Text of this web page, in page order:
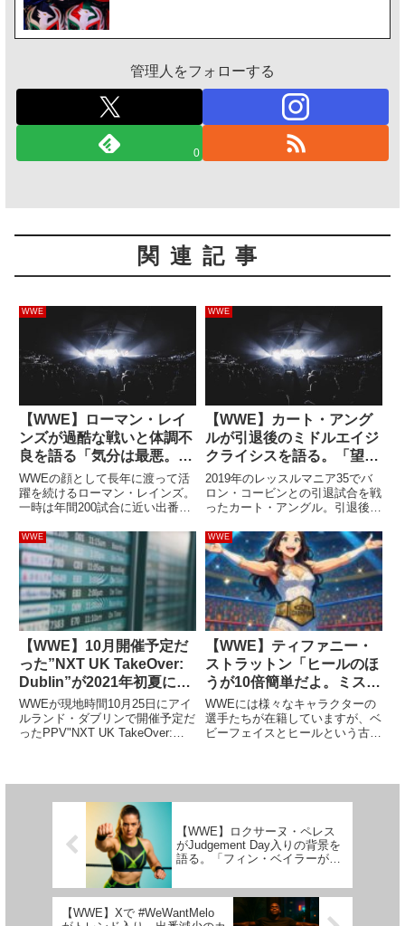
管理人をフォローする
0
関連記事
WWE
【WWE】ローマン・レイ
ンズが過酷な戦いと体調不
良を語る「気分は最悪。体
の調子も良くない。でも、
いつでも100％のパフォー
マンスをするよ」
WWEの顔として長年に渡って活
躍を続けるローマン・レインズ。
一時は年間200試合に近い出番が
深刻です。白血病との戦いなど、
多くの困難を乗り越えてきた彼
は、今も体調不良と戦っていま
す。コンディションは決して良く
な...
WWE
【WWE】カート・アング
ルが引退後のミドルエイジ
クライシスを語る。「望み
通りの引退にはならなかっ
たからね」
2019年のレッスルマニア35でバ
ロン・コービンとの引退試合を戦
ったカート・アングル。引退後の
て働いていましたが、2020年に
解雇。これで団体との縁が切れた
わけではなく、その後はたまに
WWEの番組に出演していま...
WWE
【WWE】10月開催予定だ
った”NXT UK TakeOver:
Dublin”が2021年初夏に延
期へ
WWEが現地時間10月25日にアイ
ルランド・ダブリンで開催予定だ
ったPPV"NXT UK TakeOver:
WWE
【WWE】ティファニー・
ストラットン「ヒールのほ
うが10倍簡単だよ。ミスし
ても問題ないしね」
WWEには様々なキャラクターの
選手たちが在籍していますが、ベ
ビーフェイスとヒールという古典
るまでの間に、ファンから声援を
【WWE】ロクサーヌ・ペレス
がJudgement Day入りの背景を
語る。「フィン・ベイラーが私
【WWE】Xで #WeWantMelo